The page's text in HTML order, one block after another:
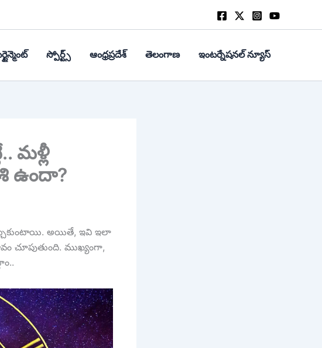
స్పోర్ట్స్ ఆంధ్రప్రదేశ్ తెలంగాణ ఇంటర్నేషనల్ న్యూస్
మళ్లీ
ఉందా?
అయితే, ఇవి ఇలా
చూపుతుంది. ముఖ్యంగా,